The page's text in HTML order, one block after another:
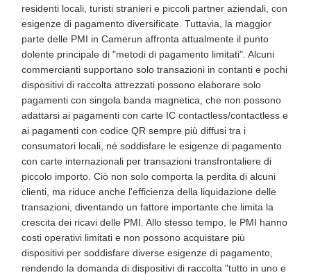
residenti locali, turisti stranieri e piccoli partner aziendali, con
esigenze di pagamento diversificate. Tuttavia, la maggior
parte delle PMI in Camerun affronta attualmente il punto
dolente principale di "metodi di pagamento limitati". Alcuni
commercianti supportano solo transazioni in contanti e pochi
dispositivi di raccolta attrezzati possono elaborare solo
pagamenti con singola banda magnetica, che non possono
adattarsi ai pagamenti con carte IC contactless/contactless e
ai pagamenti con codice QR sempre più diffusi tra i
consumatori locali, né soddisfare le esigenze di pagamento
con carte internazionali per transazioni transfrontaliere di
piccolo importo. Ciò non solo comporta la perdita di alcuni
clienti, ma riduce anche l'efficienza della liquidazione delle
transazioni, diventando un fattore importante che limita la
crescita dei ricavi delle PMI. Allo stesso tempo, le PMI hanno
costi operativi limitati e non possono acquistare più
dispositivi per soddisfare diverse esigenze di pagamento,
rendendo la domanda di dispositivi di raccolta "tutto in uno e